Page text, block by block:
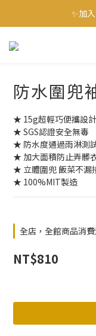
🌟爸爸好神 指
✨加
✨官方
防水圍兜
★ 15g超輕巧便攜設計
★ SGS認證安全無毒
★ 防水度通過雨淋測
★ 加大面積防止弄髒
★ 立體圍兜 飯菜不漏
★ 100%MIT製造
全店，全館商品消
NT$810